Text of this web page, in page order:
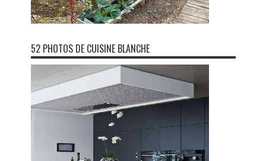
52 PHOTOS DE CUISINE BLANCHE